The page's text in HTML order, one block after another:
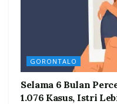
GORONTALO
Selama 6 Bulan
1.076 Kasus, Istri